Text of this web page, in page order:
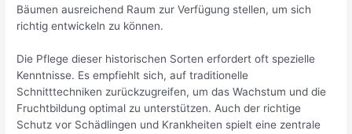
Bäumen ausreichend Raum zur Verfügung stellen, um sich
richtig entwickeln zu können.
Die Pflege dieser historischen Sorten erfordert oft spezielle
Kenntnisse. Es empfiehlt sich, auf traditionelle
Schnitttechniken zurückzugreifen, um das Wachstum und die
Fruchtbildung optimal zu unterstützen. Auch der richtige
Schutz vor Schädlingen und Krankheiten spielt eine zentrale